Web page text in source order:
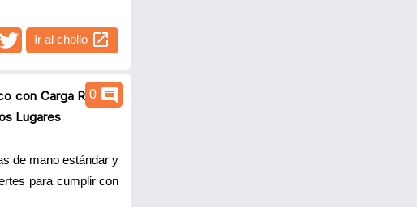
Ir al chollo open_in_new
0 comment
con Carga Rápida,
Lugares
de mano estándar y
para cumplir con